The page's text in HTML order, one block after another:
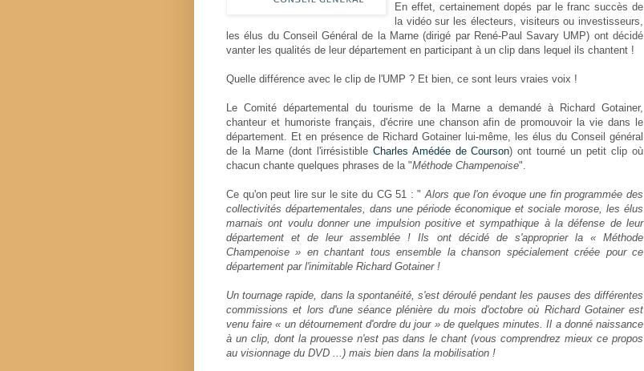
En effet, certainement dopés par le franc succès de
la vidéo sur les électeurs, visiteurs ou investisseurs,
les élus du Conseil Général de la Marne (dirigé par René-Paul Savary UMP) ont décidé
vanter les qualités de leur département en participant à un clip dans lequel ils chantent !
Quelle différence avec le clip de l'UMP ? Et bien, ce sont leurs vraies voix !
Le Comité départemental du tourisme de la Marne a demandé à Richard Gotainer,
chanteur et humoriste français, d'écrire une chanson afin de promouvoir la vie dans le
département. Et en présence de Richard Gotainer lui-même, les élus du Conseil général
de la Marne (dont l'irrésistible Charles Amédée de Courson) ont tourné un petit clip où
chacun chante quelques phrases de la "Méthode Champenoise".
Ce qu'on peut lire sur le site du CG 51 : "Alors que l'on évoque une fin programmée des
collectivités départementales, dans une période économique et sociale morose, les élus
marnais ont voulu donner une impulsion positive et sympathique à la défense de leur
département et de leur assemblée !
Ils ont décidé de s'approprier la « Méthode
Champenoise » en chantant tous ensemble la chanson spécialement créée pour ce
département par l'inimitable Richard Gotainer !
Un tournage rapide, dans la spontanéité, s'est déroulé pendant les pauses des différentes
commissions et lors d'une séance plénière du mois d'octobre où Richard Gotainer est
venu faire « un détournement d'ordre du jour » de quelques minutes. Il a donné naissance
à un clip, dont la prouesse n'est pas dans le chant (vous comprendrez mieux ce propos
au visionnage du DVD ...) mais bien dans la mobilisation !